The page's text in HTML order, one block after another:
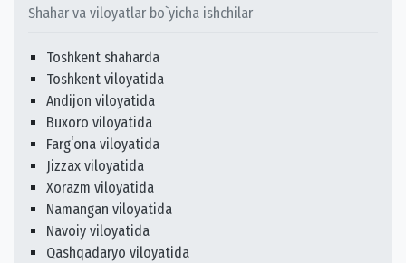
Shahar va viloyatlar bo`yicha ishchilar
Toshkent shaharda
Toshkent viloyatida
Andijon viloyatida
Buxoro viloyatida
Fargʻona viloyatida
Jizzax viloyatida
Xorazm viloyatida
Namangan viloyatida
Navoiy viloyatida
Qashqadaryo viloyatida